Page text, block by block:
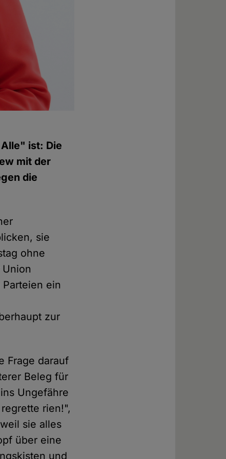
ist: Die
mit der
die
sie
ohne
ein
zur
Frage darauf
Beleg für
Ungefähre
rien!",
sie alles
über eine
und